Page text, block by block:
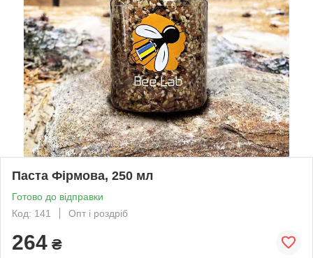
Паста Фірмова, 250 мл
Готово до відправки
Код: 141
Опт і роздріб
264 ₴